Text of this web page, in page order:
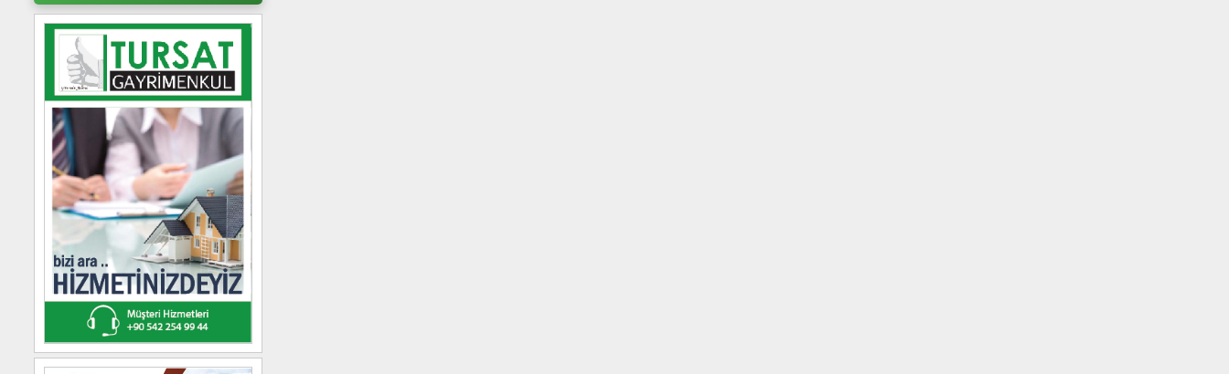
Satılık Çiftlik Evi
Satılık Tatil Tesisi
Satılık Villa
Satılık Dükkan & Mağaza
Kiralık Tarla